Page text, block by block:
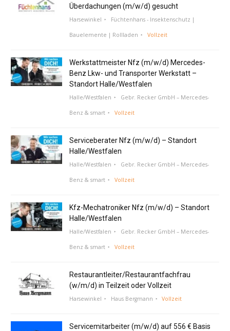
Überdachungen (m/w/d) gesucht
Harsewinkel Füchtenhans - Insektenschutz |
Bauelemente | Rollladen Vollzeit
Werkstattmeister Nfz (m/w/d) Mercedes-
Benz Lkw- und Transporter Werkstatt –
Standort Halle/Westfalen
Halle/Westfalen Gebr. Recker GmbH – Mercedes-
Benz & smart Vollzeit
Serviceberater Nfz (m/w/d) – Standort
Halle/Westfalen
Halle/Westfalen Gebr. Recker GmbH – Mercedes-
Benz & smart Vollzeit
Kfz-Mechatroniker Nfz (m/w/d) – Standort
Halle/Westfalen
Halle/Westfalen Gebr. Recker GmbH – Mercedes-
Benz & smart Vollzeit
Restaurantleiter/Restaurantfachfrau
(w/m/d) in Teilzeit oder Vollzeit
Harsewinkel Haus Bergmann Vollzeit
Servicemitarbeiter (m/w/d) auf 556 € Basis